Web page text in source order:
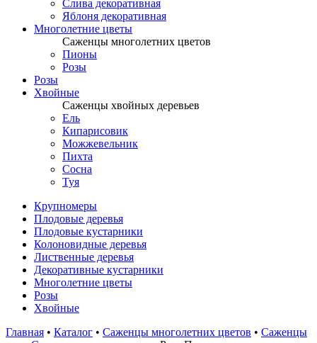
Слива декоративная
Яблоня декоративная
Многолетние цветы
Саженцы многолетних цветов
Пионы
Розы
Розы
Хвойные
Саженцы хвойных деревьев
Ель
Кипарисовик
Можжевельник
Пихта
Сосна
Туя
Крупномеры
Плодовые деревья
Плодовые кустарники
Колоновидные деревья
Лиственные деревья
Декоративные кустарники
Многолетние цветы
Розы
Хвойные
Главная • Каталог • Саженцы многолетних цветов • Саженцы